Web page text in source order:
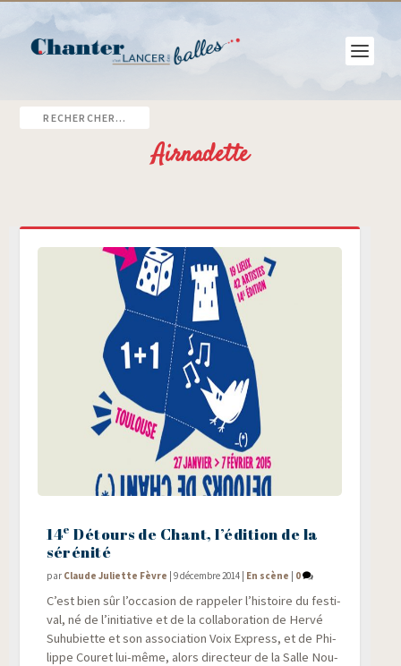
Airnadette
14e Détours de Chant, l’édition de la
sérénité
par Claude Juliette Fèvre |9 décembre 2014 | En scène | 0
C’est bien sûr l’occasion de rap­pe­ler l’histoire du fes­ti­
val, né de l’initiative et de la col­la­bo­ra­tion de Her­vé
Suhu­biette et son asso­cia­tion Voix Express, et de Phi­
lippe Cou­ret lui-même, alors direc­teur de la Salle Nou­